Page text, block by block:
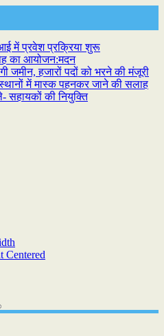
में प्रवेश प्रक्रिया शुरू
का आयोजन:मदन
जमीन, हजारों पदों को भरने की मंजूरी
में मास्क पहनकर जाने की सलाह
सहायकों की नियुक्ति
Centered